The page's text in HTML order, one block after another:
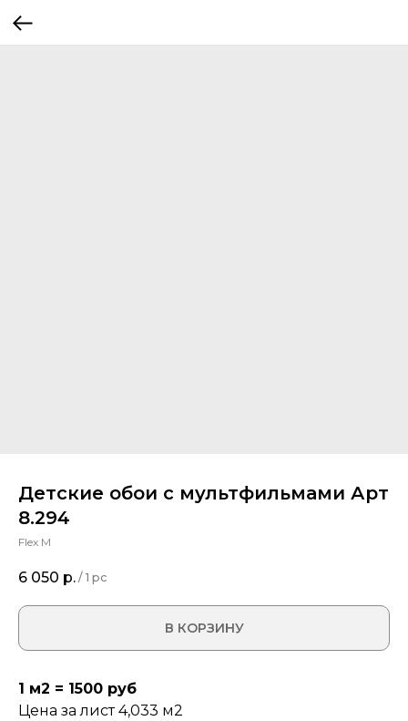
Детские обои с мультфильмами Арт
8.294
Flex M
6 050 р. / 1 pc
В КОРЗИНУ
1 м2 = 1500 руб
Цена за лист 4,033 м2